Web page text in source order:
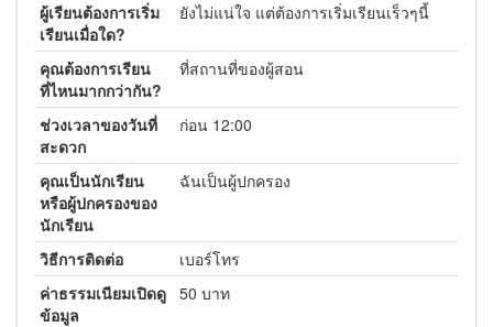
ผู้เรียนต้องการเริ่ม
เรียนเมื่อใด?
ยังไม่แน่ใจ แต่ต้องการเริ่มเรียนเร็วๆนี้
คุณต้องการเรียน
ที่ไหนมากกว่ากัน?
ที่สถานที่ของผู้สอน
ช่วงเวลาของวันที่
สะดวก
ก่อน 12:00
คุณเป็นนักเรียน
หรือผู้ปกครองของ
นักเรียน
ฉันเป็นผู้ปกครอง
วิธีการติดต่อ
เบอร์โทร
ค่าธรรมเนียมเปิดดู
ข้อมูล
50 บาท